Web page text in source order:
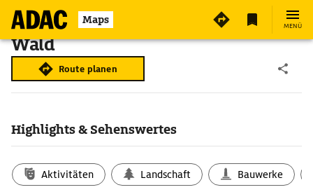
Maps MENÜ
Wald
Route planen
Highlights & Sehenswertes
Aktivitäten Landschaft Bauwerke